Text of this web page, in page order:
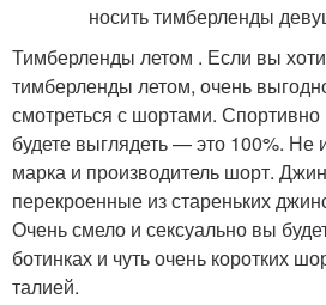
Тимберленды летом . Если вы
тимберленды летом, очень
смотреться с шортами.
будете выглядеть — это 100%. Не
марка и производитель шорт.
перекроенные из стареньких
Очень смело и сексуально вы
ботинках и чуть очень коротких
талией.